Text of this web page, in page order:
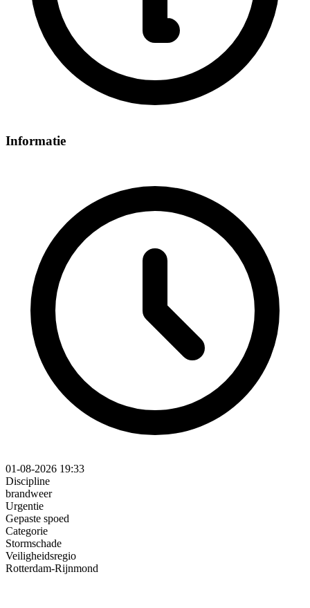
Informatie
01-08-2026 19:33
Discipline
brandweer
Urgentie
Gepaste spoed
Categorie
Stormschade
Veiligheidsregio
Rotterdam-Rijnmond